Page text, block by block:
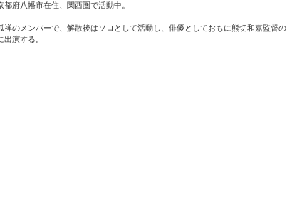
都府八幡市在住、関西圏で活動中。
禅のメンバーで、解散後はソロとして活動し、俳優としておもに熊切和嘉監督の
出演する。